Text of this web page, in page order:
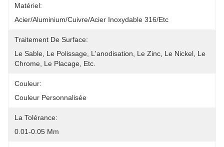
Matériel:
Acier/aluminium/cuivre/acier Inoxydable 316/etc
Traitement De Surface:
Le Sable, Le Polissage, L'anodisation, Le Zinc, Le Nickel, Le
Chrome, Le Placage, Etc.
Couleur:
Couleur Personnalisée
La Tolérance:
0.01-0.05 Mm